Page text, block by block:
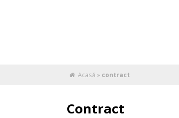
Acasă » contract
Contract